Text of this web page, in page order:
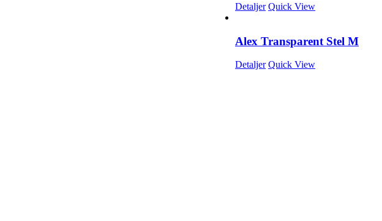
Detaljer Quick View
Alex Transparent Stel M
Detaljer Quick View